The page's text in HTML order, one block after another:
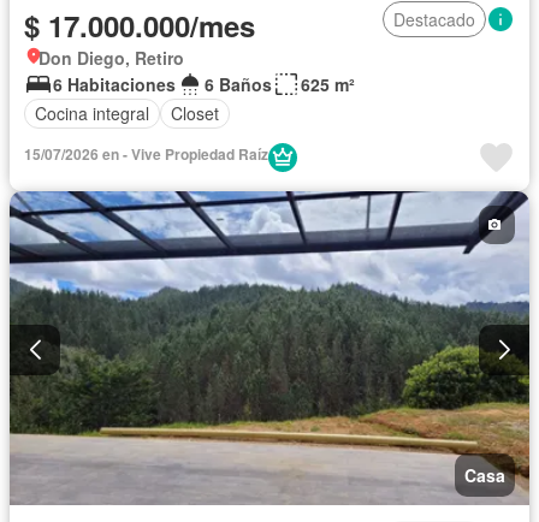
$ 17.000.000/mes
Destacado
Don Diego, Retiro
6 Habitaciones
6 Baños
625 m²
Cocina integral
Closet
15/07/2026 en - Vive Propiedad Raíz
Casa